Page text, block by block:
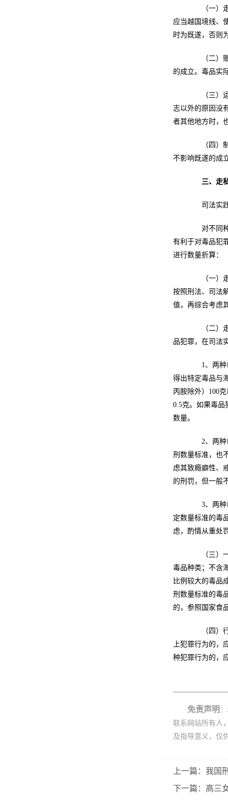
（一）走
应当越国境线、
时为既遂，否则
（二）贩
的成立。毒品实
（三）运
志以外的原因没
者其他地方时，
（四）制
不影响既遂的成
三、走
司法实践
对不同种
有利于对毒品犯
进行数量折算：
（一）走
按照刑法、司法
值，再综合考虑
（二）走
品犯罪，在司法
1、两种以
得出特定毒品与
丙胺除外）100
0.5克。如果毒品
数量。
2、两种以
刑数量标准，也
虑其致瘾癖性、
的刑罚，但一般
3、两种以
定数量标准的毒
虑，酌情从重处
（三）一
毒品种类；不含
比例较大的毒品
刑数量标准的毒
的，参照国家食
（四）行
上犯罪行为的
种犯罪行为的，
免责声明
联系网站所有人
及指导意义，仅
上一篇：我国
下一篇：高三